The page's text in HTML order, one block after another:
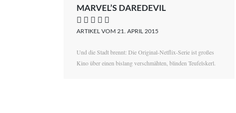
MARVEL’S DAREDEVIL
    
ARTIKEL VOM 21. APRIL 2015
Und die Stadt brennt: Die Original-Netflix-Serie ist großes
Kino über einen bislang verschmähten, blinden Teufelskerl.